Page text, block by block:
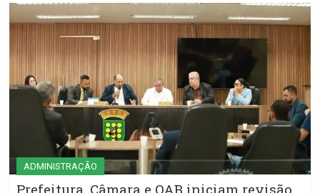
ADMINISTRAÇÃO
Prefeitura, Câmara e OAB iniciam revisão